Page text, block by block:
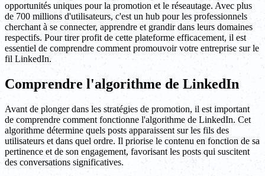
opportunités uniques pour la promotion et le réseautage. Avec plus
de 700 millions d'utilisateurs, c'est un hub pour les professionnels
cherchant à se connecter, apprendre et grandir dans leurs domaines
respectifs. Pour tirer profit de cette plateforme efficacement, il est
essentiel de comprendre comment promouvoir votre entreprise sur le
fil LinkedIn.
Comprendre l'algorithme de LinkedIn
Avant de plonger dans les stratégies de promotion, il est important
de comprendre comment fonctionne l'algorithme de LinkedIn. Cet
algorithme détermine quels posts apparaissent sur les fils des
utilisateurs et dans quel ordre. Il priorise le contenu en fonction de sa
pertinence et de son engagement, favorisant les posts qui suscitent
des conversations significatives.